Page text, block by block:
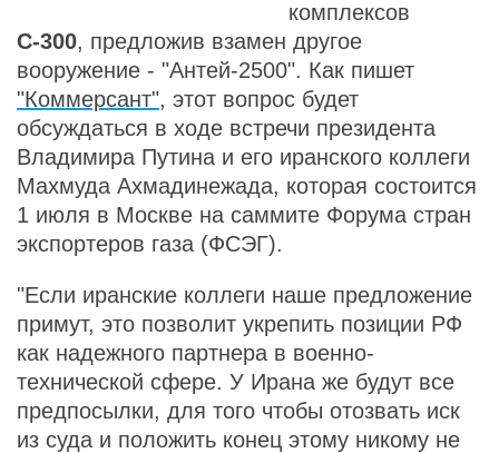
комплексов
С-300, предложив взамен другое
вооружение - "Антей-2500". Как пишет
"Коммерсант", этот вопрос будет
обсуждаться в ходе встречи президента
Владимира Путина и его иранского коллеги
Махмуда Ахмадинежада, которая состоится
1 июля в Москве на саммите Форума стран
экспортеров газа (ФСЭГ).
"Если иранские коллеги наше предложение
примут, это позволит укрепить позиции РФ
как надежного партнера в военно-
технической сфере. У Ирана же будут все
предпосылки, для того чтобы отозвать иск
из суда и положить конец этому никому не